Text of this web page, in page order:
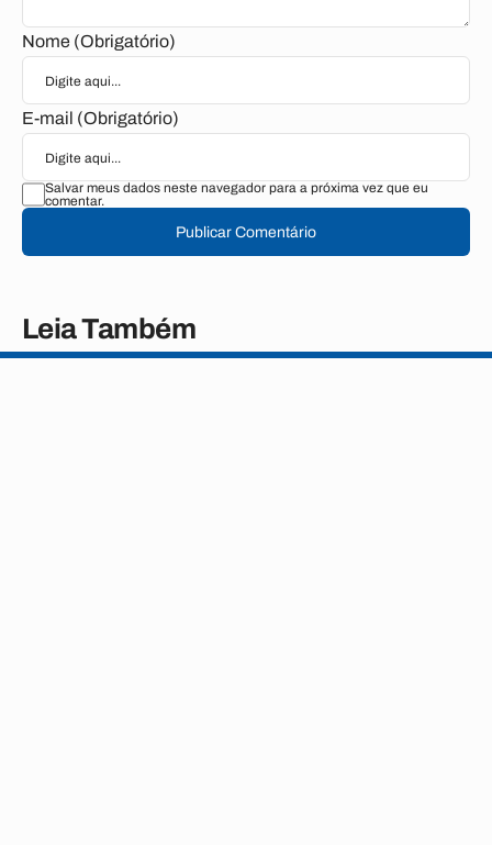
Nome (Obrigatório)
E-mail (Obrigatório)
Salvar meus dados neste navegador para a próxima vez que eu
comentar.
Publicar Comentário
Leia Também